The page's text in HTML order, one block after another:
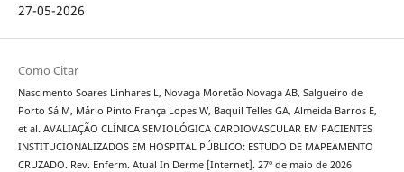
27-05-2026
Como Citar
Nascimento Soares Linhares L, Novaga Moretão Novaga AB, Salgueiro de
Porto Sá M, Mário Pinto França Lopes W, Baquil Telles GA, Almeida Barros E,
et al. AVALIAÇÃO CLÍNICA SEMIOLÓGICA CARDIOVASCULAR EM PACIENTES
INSTITUCIONALIZADOS EM HOSPITAL PÚBLICO: ESTUDO DE MAPEAMENTO
CRUZADO. Rev. Enferm. Atual In Derme [Internet]. 27º de maio de 2026